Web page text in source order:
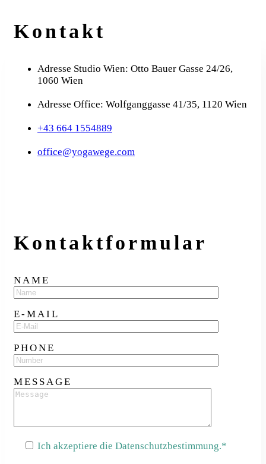
Kontakt
Adresse Studio Wien: Otto Bauer Gasse 24/26,
1060 Wien
Adresse Office: Wolfganggasse 41/35, 1120 Wien
+43 664 1554889
office@yogawege.com
Kontakt­formular
NAME
E-MAIL
PHONE
MESSAGE
Ich akzeptiere die Datenschutzbestimmung.*